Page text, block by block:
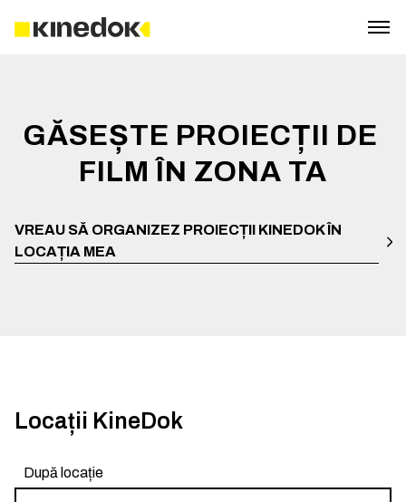
GĂSEȘTE PROIECȚII DE
FILM ÎN ZONA TA
VREAU SĂ ORGANIZEZ PROIECȚII KINEDOK ÎN
LOCAȚIA MEA
Locații KineDok
După locație